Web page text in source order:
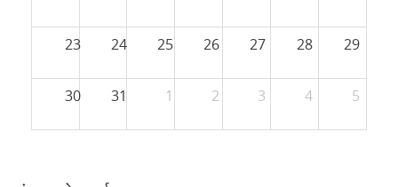
23 24 25 26 27 28 29
30 31 1 2 3 4 5